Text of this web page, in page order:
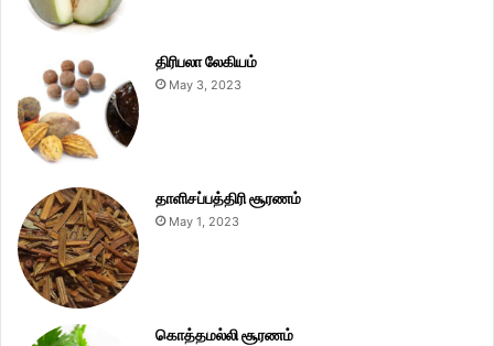
திரிபலா லேகியம்
May 3, 2023
தாளிசப்பத்திரி சூரணம்
May 1, 2023
கொத்தமல்லி சூரணம்